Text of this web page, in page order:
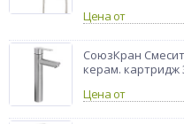
Цена от
СоюзКран
керам. картридж
Цена от